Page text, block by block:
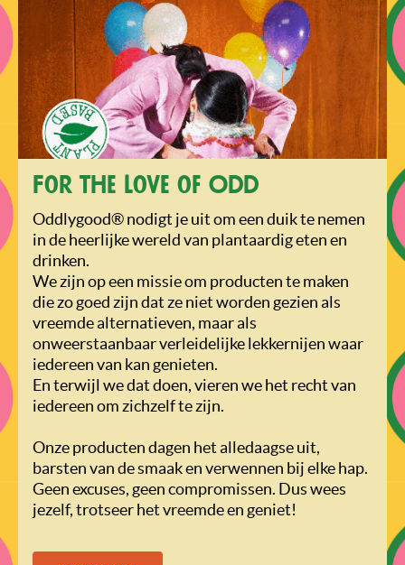
For the love of Odd
Oddlygood® nodigt je uit om een duik te nemen
in de heerlijke wereld van plantaardig eten en
drinken.
We zijn op een missie om producten te maken
die zo goed zijn dat ze niet worden gezien als
vreemde alternatieven, maar als
onweerstaanbaar verleidelijke lekkernijen waar
iedereen van kan genieten.
En terwijl we dat doen, vieren we het recht van
iedereen om zichzelf te zijn.
Onze producten dagen het alledaagse uit,
barsten van de smaak en verwennen bij elke hap.
Geen excuses, geen compromissen. Dus wees
jezelf, trotseer het vreemde en geniet!